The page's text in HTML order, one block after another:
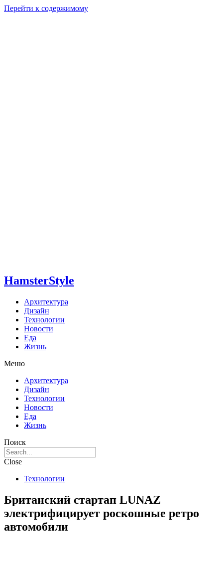
Перейти к содержимому
HamsterStyle
Архитектура
Дизайн
Технологии
Новости
Еда
Жизнь
Меню
Архитектура
Дизайн
Технологии
Новости
Еда
Жизнь
Поиск
Close
Технологии
Британский стартап LUNAZ
электрифицирует роскошные ретро
автомобили